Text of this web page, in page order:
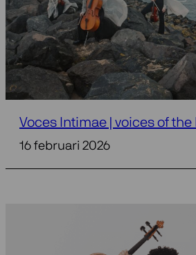
Voces Intimae | voices of the
16 februari 2026